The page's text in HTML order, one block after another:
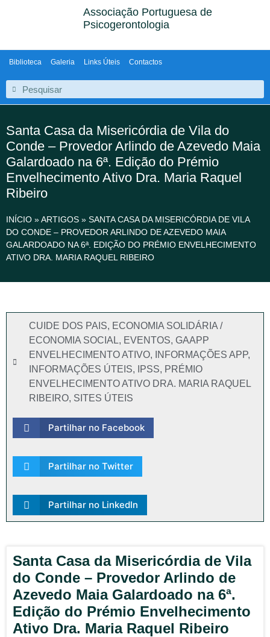
Associação Portuguesa de
Psicogerontologia
Biblioteca Galeria Links Úteis Contactos
Santa Casa da Misericórdia de Vila do
Conde – Provedor Arlindo de Azevedo Maia
Galardoado na 6ª. Edição do Prémio
Envelhecimento Ativo Dra. Maria Raquel
Ribeiro
INÍCIO »ARTIGOS » SANTA CASA DA MISERICÓRDIA DE VILA
DO CONDE – PROVEDOR ARLINDO DE AZEVEDO MAIA
GALARDOADO NA 6ª. EDIÇÃO DO PRÉMIO ENVELHECIMENTO
ATIVO DRA. MARIA RAQUEL RIBEIRO
CUIDE DOS PAIS, ECONOMIA SOLIDÁRIA /
ECONOMIA SOCIAL, EVENTOS, GAAPP
ENVELHECIMENTO ATIVO, INFORMAÇÕES APP,
INFORMAÇÕES ÚTEIS, IPSS, PRÉMIO
ENVELHECIMENTO ATIVO DRA. MARIA RAQUEL
RIBEIRO, SITES ÚTEIS
Partilhar no Facebook
Partilhar no Twitter
Partilhar no LinkedIn
Santa Casa da Misericórdia de Vila
do Conde – Provedor Arlindo de
Azevedo Maia Galardoado na 6ª.
Edição do Prémio Envelhecimento
Ativo Dra. Maria Raquel Ribeiro